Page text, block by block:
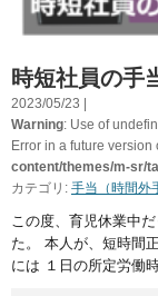
時短社員の手
2023/05/23 |
Warning: Use of
Error in a future version
content/themes/m-sr/
カテゴリ: 手当（時間外
この度、育児休業中
た。 本人が、短時間
には １日の所定労働